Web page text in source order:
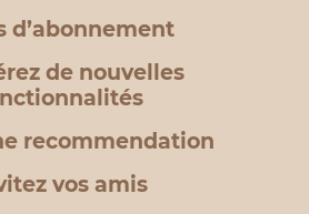
d’abonnement
de nouvelles
recommendation
vos amis